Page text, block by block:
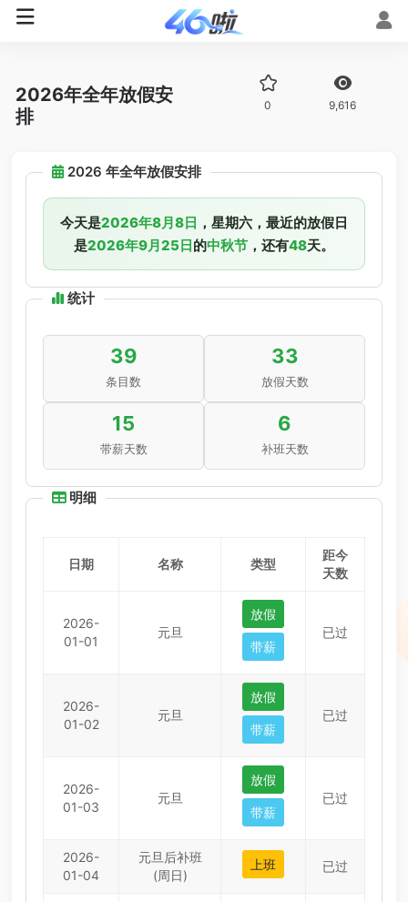
2026年全年放假安
排
0 9,616
2026 年全年放假安排
今天是2026年8月8日 ，星期六，最近的放假日
是2026年9月25日的中秋节 ，还有48天。
统计
39
条目数
33
放假天数
15
带薪天数
6
补班天数
明细
日期 名称 类型
距今
天数
2026-
01-01
元旦
放假
带薪
已过
2026-
01-02
元旦
放假
带薪
已过
2026-
01-03
元旦
放假
带薪
已过
2026-
01-04
元旦后补班
(周日)
上班 已过